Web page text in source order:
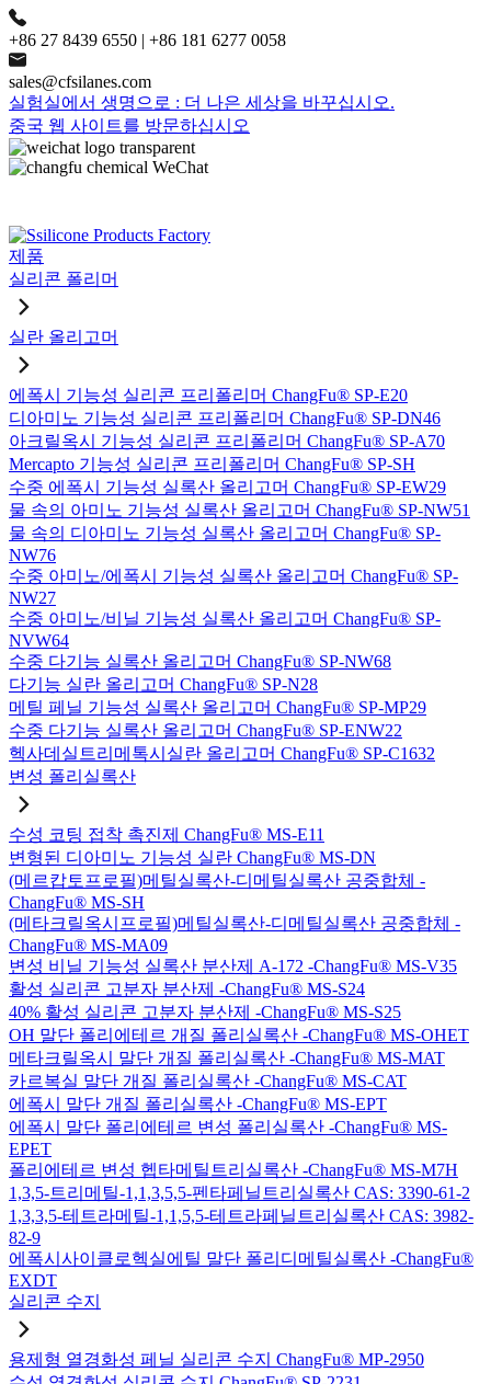
+86 27 8439 6550 | +86 181 6277 0058
sales@cfsilanes.com
실험실에서 생명으로 : 더 나은 세상을 바꾸십시오.
중국 웹 사이트를 방문하십시오
제품
실리콘 폴리머
실란 올리고머
에폭시 기능성 실리콘 프리폴리머 ChangFu® SP-E20
디아미노 기능성 실리콘 프리폴리머 ChangFu® SP-DN46
아크릴옥시 기능성 실리콘 프리폴리머 ChangFu® SP-A70
Mercapto 기능성 실리콘 프리폴리머 ChangFu® SP-SH
수중 에폭시 기능성 실록산 올리고머 ChangFu® SP-EW29
물 속의 아미노 기능성 실록산 올리고머 ChangFu® SP-NW51
물 속의 디아미노 기능성 실록산 올리고머 ChangFu® SP-
NW76
수중 아미노/에폭시 기능성 실록산 올리고머 ChangFu® SP-
NW27
수중 아미노/비닐 기능성 실록산 올리고머 ChangFu® SP-
NVW64
수중 다기능 실록산 올리고머 ChangFu® SP-NW68
다기능 실란 올리고머 ChangFu® SP-N28
메틸 페닐 기능성 실록산 올리고머 ChangFu® SP-MP29
수중 다기능 실록산 올리고머 ChangFu® SP-ENW22
헥사데실트리메톡시실란 올리고머 ChangFu® SP-C1632
변성 폴리실록산
수성 코팅 접착 촉진제 ChangFu® MS-E11
변형된 디아미노 기능성 실란 ChangFu® MS-DN
(메르캅토프로필)메틸실록산-디메틸실록산 공중합체 -
ChangFu® MS-SH
(메타크릴옥시프로필)메틸실록산-디메틸실록산 공중합체 -
ChangFu® MS-MA09
변성 비닐 기능성 실록산 분산제 A-172 -ChangFu® MS-V35
활성 실리콘 고분자 분산제 -ChangFu® MS-S24
40% 활성 실리콘 고분자 분산제 -ChangFu® MS-S25
OH 말단 폴리에테르 개질 폴리실록산 -ChangFu® MS-OHET
메타크릴옥시 말단 개질 폴리실록산 -ChangFu® MS-MAT
카르복실 말단 개질 폴리실록산 -ChangFu® MS-CAT
에폭시 말단 개질 폴리실록산 -ChangFu® MS-EPT
에폭시 말단 폴리에테르 변성 폴리실록산 -ChangFu® MS-
EPET
폴리에테르 변성 헵타메틸트리실록산 -ChangFu® MS-M7H
1,3,5-트리메틸-1,1,3,5,5-펜타페닐트리실록산 CAS: 3390-61-2
1,3,3,5-테트라메틸-1,1,5,5-테트라페닐트리실록산 CAS: 3982-
82-9
에폭시사이클로헥실에틸 말단 폴리디메틸실록산 -ChangFu®
EXDT
실리콘 수지
용제형 열경화성 페닐 실리콘 수지 ChangFu® MP-2950